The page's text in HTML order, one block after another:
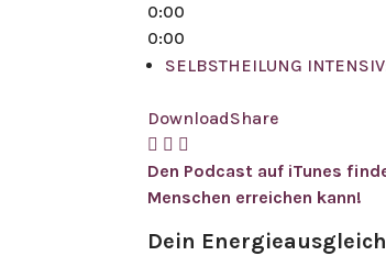
0:00
0:00
SELBSTHEILUNG
DownloadShare
Den Podcast auf iTunes
Menschen erreichen kann!
Dein Energieausgleich